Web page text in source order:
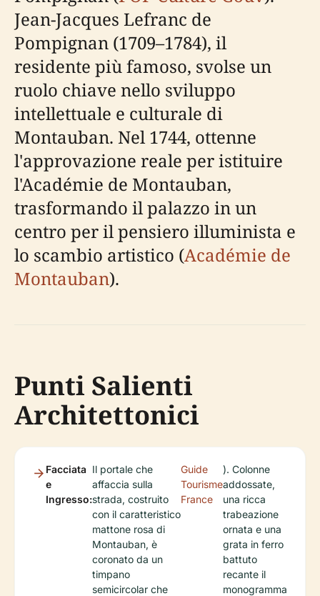
Jean-Jacques Lefranc de
Pompignan (1709–1784), il
residente più famoso, svolse un
ruolo chiave nello sviluppo
intellettuale e culturale di
Montauban. Nel 1744, ottenne
l'approvazione reale per istituire
l'Académie de Montauban,
trasformando il palazzo in un
centro per il pensiero illuminista e
lo scambio artistico (Académie de
Montauban).
Punti Salienti
Architettonici
Facciata
e
Ingresso:
Il portale che
affaccia sulla
strada, costruito
con il caratteristico
mattone rosa di
Montauban, è
coronato da un
timpano
semicircolar che
Guide
Tourisme
France
). Colonne
addossate,
una ricca
trabeazione
ornata e una
grata in ferro
battuto
recante il
monogramma